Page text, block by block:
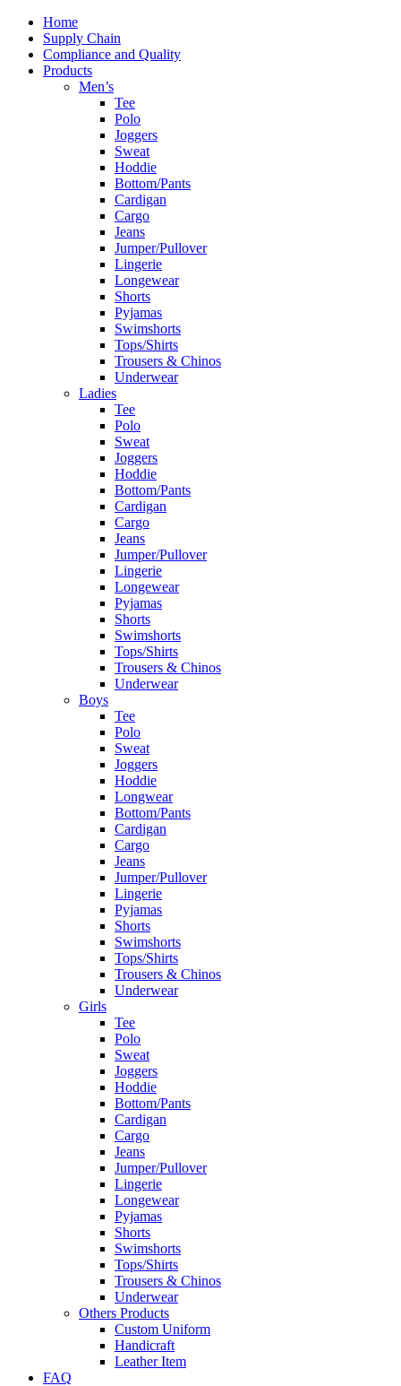
Home
Supply Chain
Compliance and Quality
Products
Men’s
Tee
Polo
Joggers
Sweat
Hoddie
Bottom/Pants
Cardigan
Cargo
Jeans
Jumper/Pullover
Lingerie
Longewear
Shorts
Pyjamas
Swimshorts
Tops/Shirts
Trousers & Chinos
Underwear
Ladies
Tee
Polo
Sweat
Joggers
Hoddie
Bottom/Pants
Cardigan
Cargo
Jeans
Jumper/Pullover
Lingerie
Longewear
Pyjamas
Shorts
Swimshorts
Tops/Shirts
Trousers & Chinos
Underwear
Boys
Tee
Polo
Sweat
Joggers
Hoddie
Longwear
Bottom/Pants
Cardigan
Cargo
Jeans
Jumper/Pullover
Lingerie
Pyjamas
Shorts
Swimshorts
Tops/Shirts
Trousers & Chinos
Underwear
Girls
Tee
Polo
Sweat
Joggers
Hoddie
Bottom/Pants
Cardigan
Cargo
Jeans
Jumper/Pullover
Lingerie
Longewear
Pyjamas
Shorts
Swimshorts
Tops/Shirts
Trousers & Chinos
Underwear
Others Products
Custom Uniform
Handicraft
Leather Item
FAQ